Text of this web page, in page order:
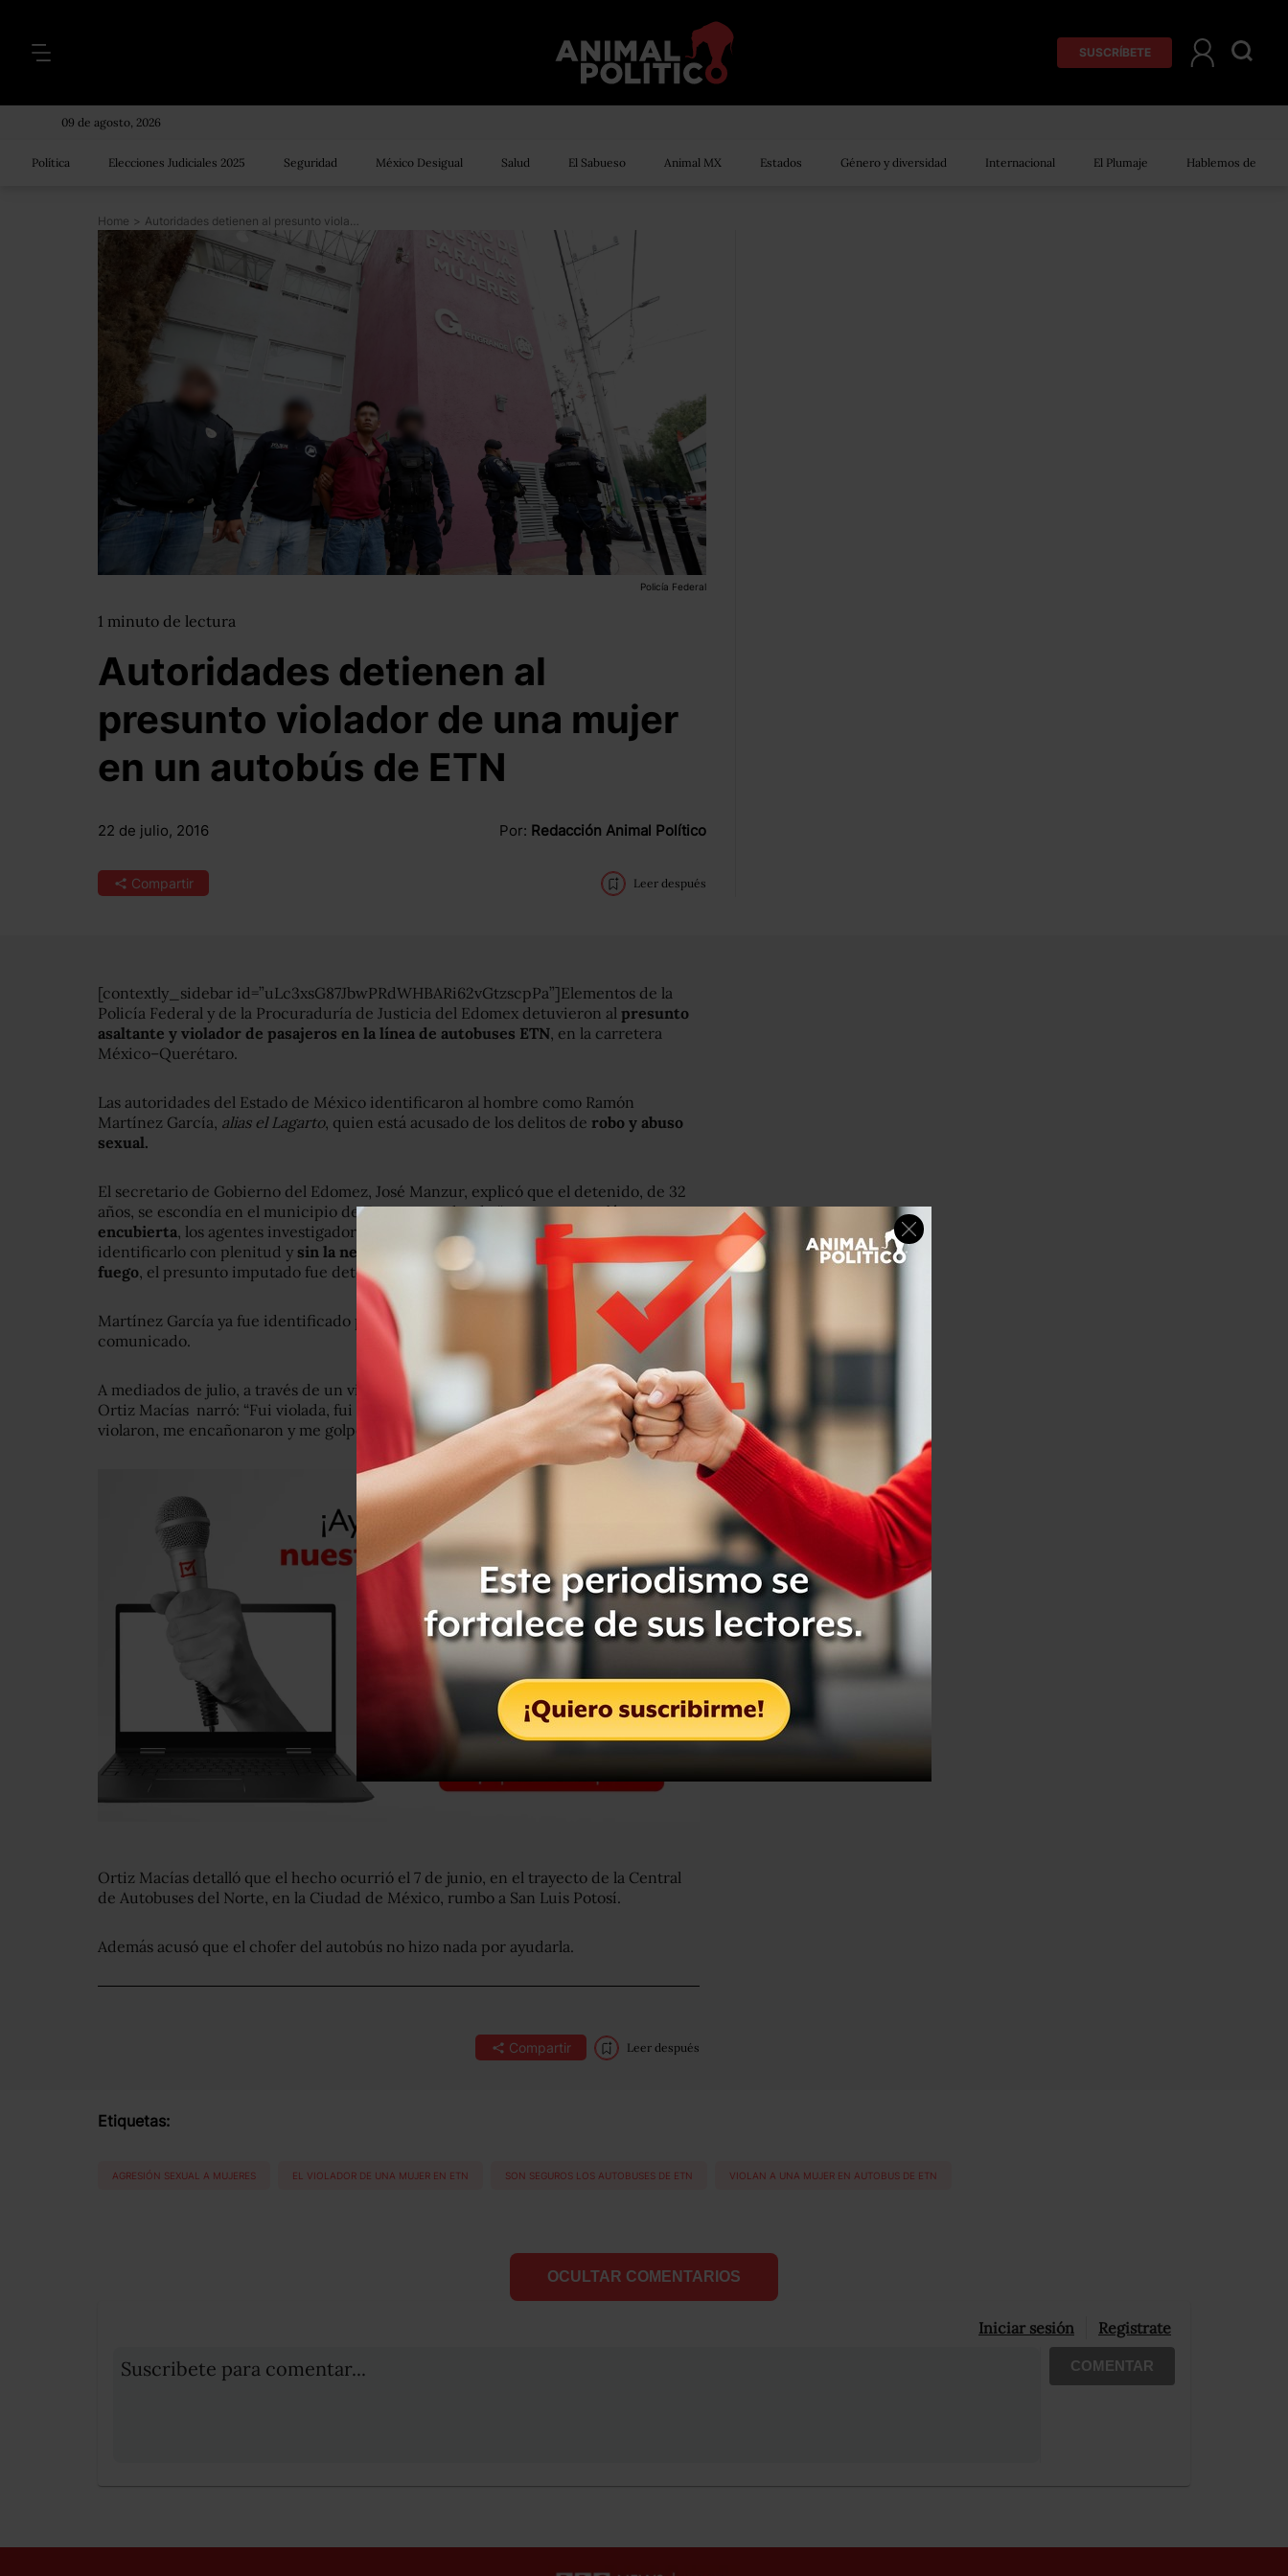
SUSCRÍBETE
09 de agosto, 2026
Política Elecciones Judiciales 2025 Seguridad México Desigual Salud El Sabueso Animal MX Estados Género y diversidad Internacional El Plumaje Hablemos de
Home > Autoridades detienen al presunto violador de una mujer en un autobús de ETN
Policía Federal
1 minuto de lectura
Autoridades detienen al
presunto violador de una mujer
en un autobús de ETN
22 de julio, 2016 Por: Redacción Animal Político
Compartir Leer después
[contextly_sidebar id=”uLc3xsG87JbwPRdWHBARi62vGtzscpPa”]Elementos de la
Policía Federal y de la Procuraduría de Justicia del Edomex detuvieron al presunto
asaltante y violador de pasajeros en la línea de autobuses ETN, en la carretera
México–Querétaro.
Las autoridades del Estado de México identificaron al hombre como Ramón
Martínez García, alias el Lagarto, quien está acusado de los delitos de robo y abuso
sexual.
El secretario de Gobierno del Edomez, José Manzur, explicó que el detenido, de 32
años, se escondía en el municipio de Zumpango, donde “en una operación
encubierta, los agentes investigadores se lograron aproximar lo suficiente para
identificarlo con plenitud y sin la necesidad de efectuar disparos de arma de
fuego, el presunto imputado fue detenido”, de acuerdo con un comunicado.
Martínez García ya fue identificado por varias de las víctimas, detalló el
comunicado.
A mediados de julio, a través de un video publicado en YouTube, Rosa Margarita
Ortiz Macías narró: “Fui violada, fui golpeada dentro de un autobús ETN. Me
violaron, me encañonaron y me golpearon”.
Ortiz Macías detalló que el hecho ocurrió el 7 de junio, en el trayecto de la Central
de Autobuses del Norte, en la Ciudad de México, rumbo a San Luis Potosí.
Además acusó que el chofer del autobús no hizo nada por ayudarla.
Compartir Leer después
Etiquetas:
AGRESIÓN SEXUAL A MUJERES EL VIOLADOR DE UNA MUJER EN ETN SON SEGUROS LOS AUTOBUSES DE ETN VIOLAN A UNA MUJER EN AUTOBUS DE ETN
OCULTAR COMENTARIOS
Iniciar sesión Registrate
Suscribete para comentar... COMENTAR